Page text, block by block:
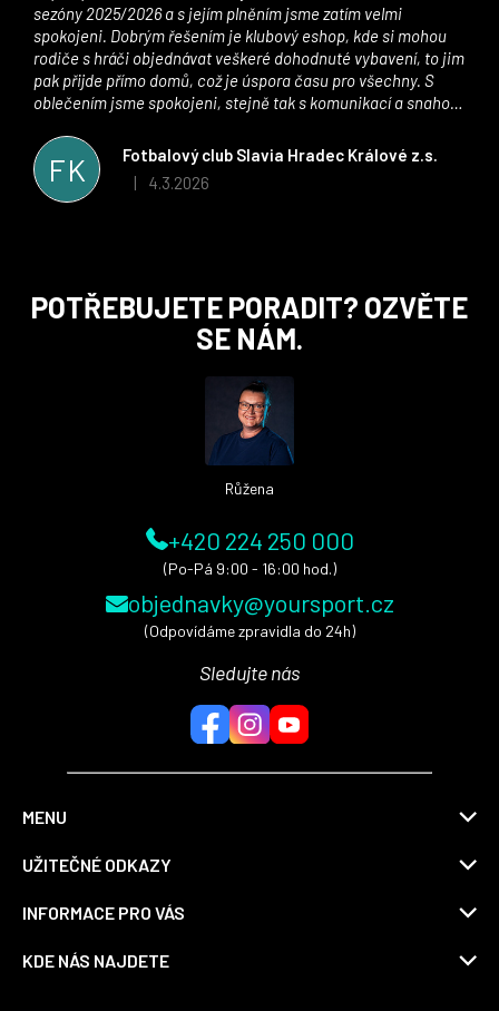
FK
Fotbalový club Slavia Hradec Králové z.s.
Hodnocení obchodu je 5 z 5 hvězdiček.
| 4.3.2026
sezóny 2025/2026 a s jejím plněním jsme zatím velmi
spokojeni. Dobrým řešením je klubový eshop, kde si mohou
rodiče s hráči objednávat veškeré dohodnuté vybavení, to jim
pak přijde přímo domů, což je úspora času pro všechny. S
oblečením jsme spokojeni, stejně tak s komunikací a snahou
stran. Věříme, že v tomto duchu bude spolupráce pokračovat
i nadále, nyní už začínáme řešit i první sady dresů ;)
POTŘEBUJETE PORADIT? OZVĚTE
SE NÁM.
Růžena
+420 224 250 000
(Po-Pá 9:00 - 16:00 hod.)
objednavky@yoursport.cz
(Odpovídáme zpravidla do 24h)
Sledujte nás
MENU
UŽITEČNÉ ODKAZY
INFORMACE PRO VÁS
KDE NÁS NAJDETE